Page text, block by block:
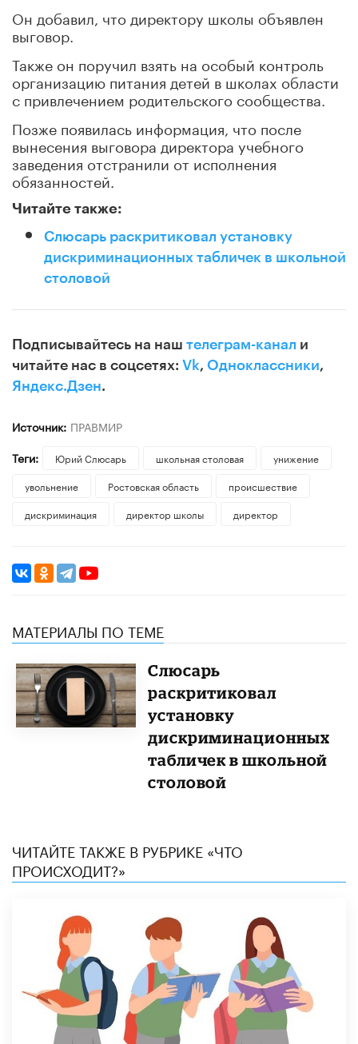
Он добавил, что директору школы объявлен
выговор.
Также он поручил взять на особый контроль
организацию питания детей в школах области
с привлечением родительского сообщества.
Позже появилась информация, что после
вынесения выговора директора учебного
заведения отстранили от исполнения
обязанностей.
Читайте также:
Слюсарь раскритиковал установку
дискриминационных табличек в школьной
столовой
Подписывайтесь на наш телеграм-канал и
читайте нас в соцсетях: Vk, Одноклассники,
Яндекс.Дзен.
Источник: ПРАВМИР
Теги:
Юрий Слюсарь школьная столовая
унижение
увольнение
Ростовская область
происшествие
дискриминация
директор школы директор
МАТЕРИАЛЫ ПО ТЕМЕ
Слюсарь
раскритиковал
установку
дискриминационных
табличек в школьной
столовой
ЧИТАЙТЕ ТАКЖЕ В РУБРИКЕ «ЧТО
ПРОИСХОДИТ?»